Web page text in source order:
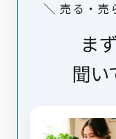
＼ 売る・売
ま
聞い